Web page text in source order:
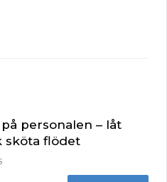
personalen – låt
sköta flödet